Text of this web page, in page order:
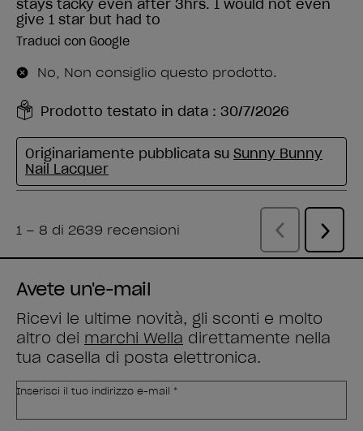
Avete un'e-mail
Ricevi le ultime novità, gli sconti e molto
altro dei marchi Wella direttamente nella
tua casella di posta elettronica.
Inserisci il tuo indirizzo e-mail *